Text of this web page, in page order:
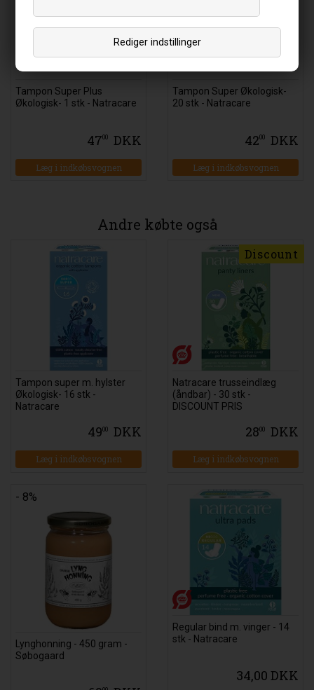
Rediger indstillinger
Tampon Super Plus
Økologisk- 1 stk - Natracare
4700 DKK
Læg i indkøbsvognen
Tampon Super Økologisk-
20 stk - Natracare
4200 DKK
Læg i indkøbsvognen
Andre købte også
Tampon super m. hylster
Økologisk- 16 stk -
Natracare
4900 DKK
Læg i indkøbsvognen
Discount
Natracare trusseindlæg
(åndbar) - 30 stk -
DISCOUNT PRIS
2800 DKK
Læg i indkøbsvognen
- 8%
Lynghonning - 450 gram -
Søbogaard
Regular bind m. vinger - 14
stk - Natracare
34,00 DKK